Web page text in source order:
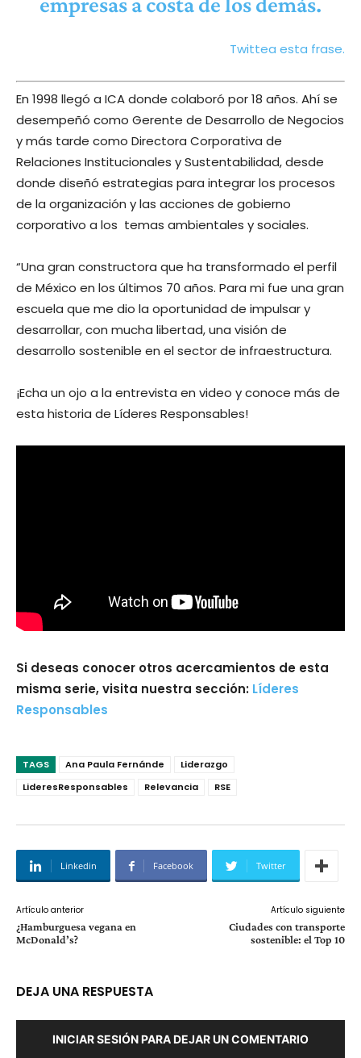
Twittea esta frase.
En 1998 llegó a ICA donde colaboró por 18 años. Ahí se
desempeñó como Gerente de Desarrollo de Negocios
y más tarde como Directora Corporativa de
Relaciones Institucionales y Sustentabilidad, desde
donde diseñó estrategias para integrar los procesos
de la organización y las acciones de gobierno
corporativo a los temas ambientales y sociales.
“Una gran constructora que ha transformado el perfil
de México en los últimos 70 años. Para mi fue una gran
escuela que me dio la oportunidad de impulsar y
desarrollar, con mucha libertad, una visión de
desarrollo sostenible en el sector de infraestructura.
¡Echa un ojo a la entrevista en video y conoce más de
esta historia de Líderes Responsables!
Si deseas conocer otros acercamientos de esta
misma serie, visita nuestra sección: Líderes
Responsables
TAGS Ana Paula Fernánde
Liderazgo
LideresResponsables
Relevancia RSE
Linkedin Facebook Twitter
Artículo anterior
¿Hamburguesa vegana en
McDonald’s?
Artículo siguiente
Ciudades con transporte
sostenible: el Top 10
DEJA UNA RESPUESTA
INICIAR SESIÓN PARA DEJAR UN COMENTARIO